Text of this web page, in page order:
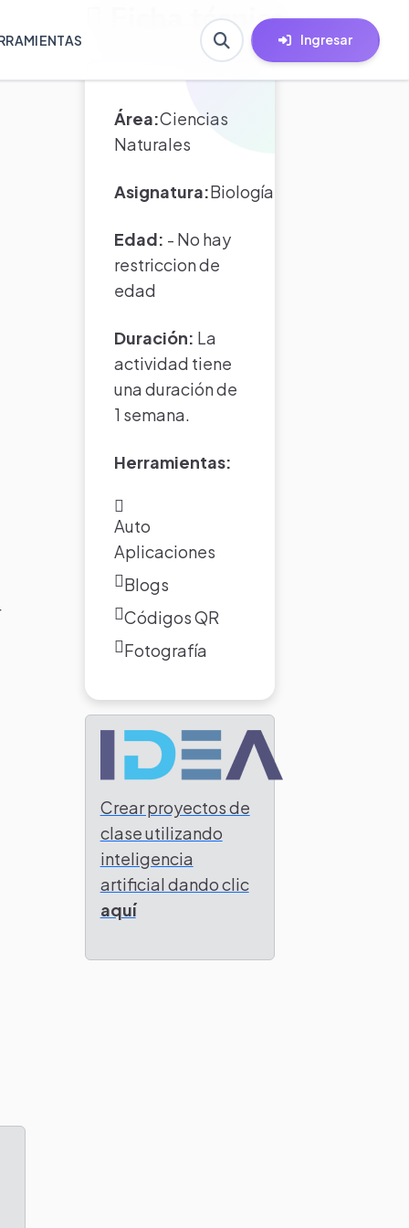
Ingresar
Ficha técnica
Área:Ciencias
Naturales
Asignatura:Biología
Edad: - No hay
restriccion de
edad
Duración: La
actividad tiene
una duración de
1 semana.
Herramientas:
Auto
Aplicaciones
Blogs
Códigos QR
Fotografía
Crear proyectos de
clase utilizando
inteligencia
artificial dando clic
aquí